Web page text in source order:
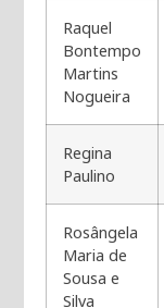
Raquel
Bontempo
Martins
Nogueira
Regina
Paulino
Rosângela
Maria de
Sousa e
Silva